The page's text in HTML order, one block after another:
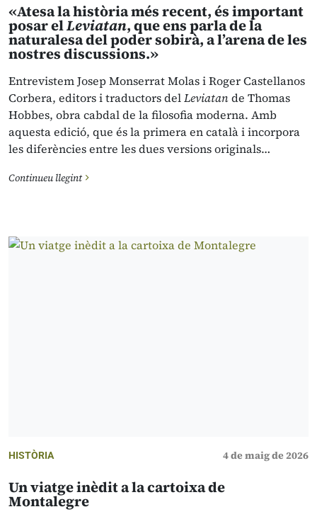
«Atesa la història més recent, és important
posar elLeviatan, que ens parla de la
naturalesa del poder sobirà, a l’arena de les
nostres discussions.»
Entrevistem Josep Monserrat Molas i Roger Castellanos
Corbera, editors i traductors delLeviatande Thomas
Hobbes, obra cabdal de la filosofia moderna. Amb
aquesta edició, que és la primera en català i incorpora
les diferències entre les dues versions originals…
Continueu llegint
HISTÒRIA 4 de maig de 2026
Un viatge inèdit a la cartoixa de
Montalegre